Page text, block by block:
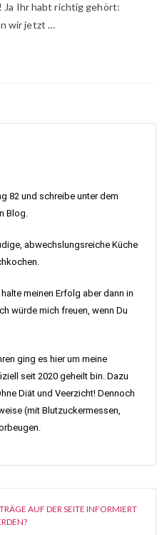
Ihr habt richtig gehört:
wir jetzt …
82 und schreibe unter dem
Blog.
abwechslungsreiche Küche
meinen Erfolg aber dann in
würde mich freuen, wenn Du
ging es hier um meine
seit 2020 geheilt bin. Dazu
Diät und Veerzicht! Dennoch
(mit Blutzuckermessen,
AUF DER SEITE INFORMIERT